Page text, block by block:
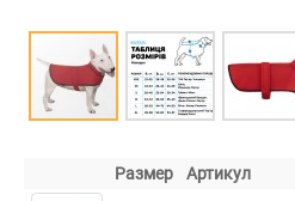
Размер Артикул